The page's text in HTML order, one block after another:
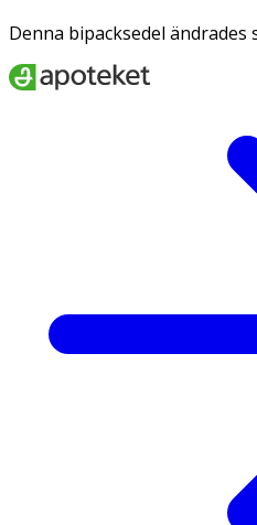
Denna bipacksedel ändrades